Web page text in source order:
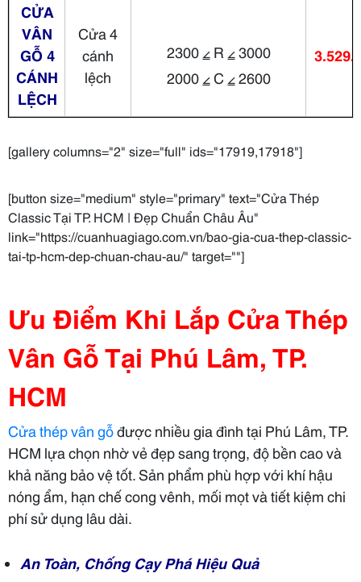
CỬA
VÂN
GỖ 4
CÁNH
LỆCH
Cửa 4
cánh
lệch
2300 ⦤ R ⦤ 3000
2000 ⦤ C ⦤ 2600
[gallery columns="2" size="full" ids="17919,17918"]
[button size="medium" style="primary" text="Cửa Thép
Classic Tại TP. HCM | Đẹp Chuẩn Châu Âu"
link="https://cuanhuagiago.com.vn/bao-gia-cua-thep-classic-
tai-tp-hcm-dep-chuan-chau-au/" target=""]
Ưu Điểm Khi Lắp Cửa Thép
Vân Gỗ Tại Phú Lâm, TP.
HCM
Cửa thép vân gỗđược nhiều gia đình tại Phú Lâm, TP.
HCM lựa chọn nhờ vẻ đẹp sang trọng, độ bền cao và
khả năng bảo vệ tốt. Sản phẩm phù hợp với khí hậu
nóng ẩm, hạn chế cong vênh, mối mọt và tiết kiệm chi
phí sử dụng lâu dài.
An Toàn, Chống Cạy Phá Hiệu Quả